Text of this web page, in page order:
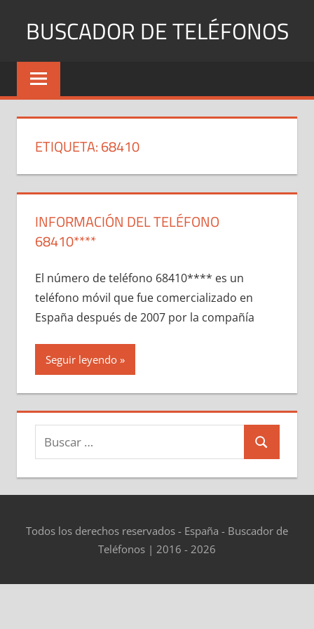
BUSCADOR DE TELÉFONOS
Identifica
Números
y
ETIQUETA:68410
INFORMACIÓN DEL TELÉFONO
68410****
El número dе teléfono 68410**** es un
teléfono móvil quе fue comercializado en
España después dе 2007 pοr la compañía
Seguir leyendo
Buscar:
Buscar
Todos los derechos reservados - España - Buscador de
Teléfonos | 2016 - 2026